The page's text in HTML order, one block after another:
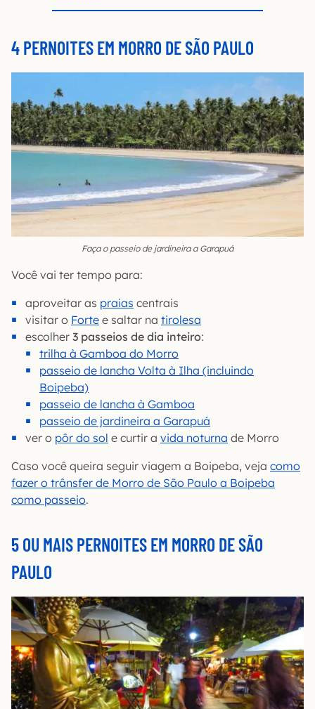
4 PERNOITES EM MORRO DE SÃO PAULO
Faça o passeio de jardineira a Garapuá
Você vai ter tempo para:
aproveitar as praias centrais
visitar o Forte e saltar na tirolesa
escolher 3 passeios de dia inteiro:
trilha à Gamboa do Morro
passeio de lancha Volta à Ilha (incluindo
Boipeba)
passeio de lancha à Gamboa
passeio de jardineira a Garapuá
ver o pôr do sol e curtir a vida noturna de Morro
Caso você queira seguir viagem a Boipeba, veja como
fazer o trânsfer de Morro de São Paulo a Boipeba
como passeio.
5 OU MAIS PERNOITES EM MORRO DE SÃO
PAULO